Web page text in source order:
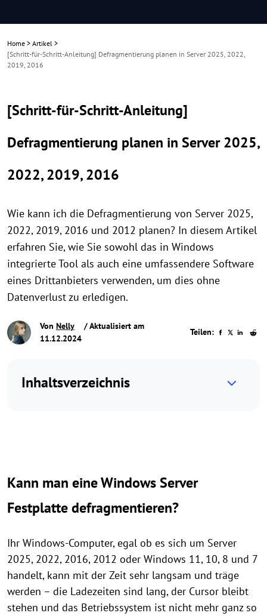
Home > Artikel >
[Schritt-für-Schritt-Anleitung] Defragmentierung planen in Server 2025, 2022,
2019, 2016
[Schritt-für-Schritt-Anleitung]
Defragmentierung planen in Server 2025,
2022, 2019, 2016
Wie kann ich die Defragmentierung von Server 2025,
2022, 2019, 2016 und 2012 planen? In diesem Artikel
erfahren Sie, wie Sie sowohl das in Windows
integrierte Tool als auch eine umfassendere Software
eines Drittanbieters verwenden, um dies ohne
Datenverlust zu erledigen.
Von Nelly
/ Aktualisiert am
11.12.2024
Teilen:
Inhaltsverzeichnis
Kann man eine Windows Server
Festplatte defragmentieren?
Ihr Windows-Computer, egal ob es sich um Server
2025, 2022, 2016, 2012 oder Windows 11, 10, 8 und 7
handelt, kann mit der Zeit sehr langsam und träge
werden – die Ladezeiten sind lang, der Cursor bleibt
stehen und das Betriebssystem ist nicht mehr ganz so